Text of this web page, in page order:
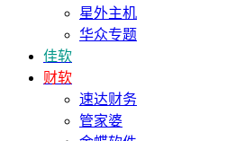
星外主机
华众专题
佳软
财软
速达财务
管家婆